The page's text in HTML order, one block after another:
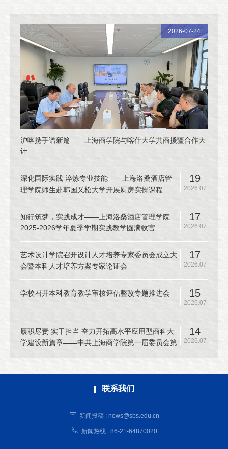
2026-07-24
沪喀携手谱新篇——上海商学院与喀什大学共商援疆合作大
计
19
2026.07
深化国际实践 淬炼专业技能——上海洛桑酒店管
理学院师生赴韩国又松大学开展厨房实操课程
17
2026.07
知行筑梦，实践成才——上海洛桑酒店管理学院
2025-2026学年夏季学期实践教学圆满收官
17
2026.07
艺术设计学院召开设计人才培养专家委员会成立大
会暨本科人才培养方案专家论证会
15
2026.07
学校召开本科教育教学审核评估整改专题推进会
14
2026.07
履职尽责 实干担当 奋力开拓高水平应用型商科大
学建设新篇章——中共上海商学院第一届委员会第
联系我们
新闻投稿 : news@sbs.edu.cn
新闻热线 : 86-21-64870020